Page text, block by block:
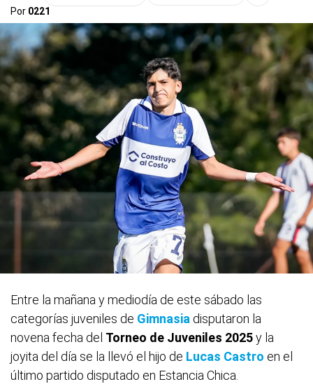
Por 0221
Entre la mañana y mediodía de este sábado las
categorías juveniles de Gimnasia disputaron la
novena fecha del Torneo de Juveniles 2025y la
joyita del día se la llevó el hijo de Lucas Castro en el
último partido disputado en Estancia Chica.